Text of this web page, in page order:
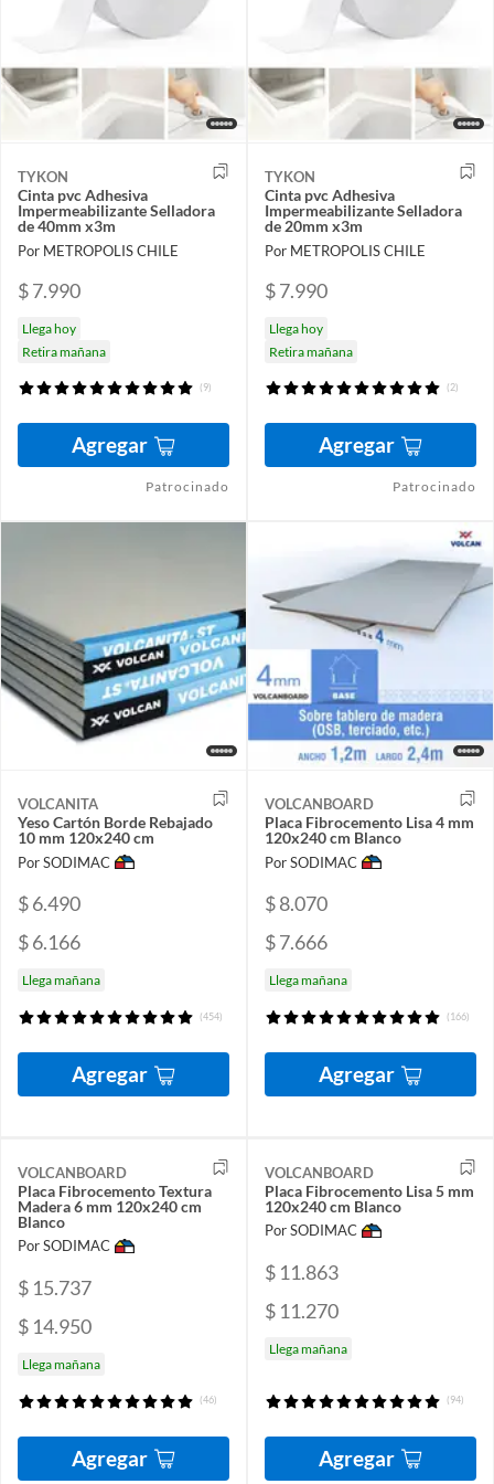
TYKON
Cinta pvc Adhesiva
Impermeabilizante Selladora
de 40mm x3m
Por METROPOLIS CHILE
$ 7.990
Llega hoy
Retira mañana
(9)
Agregar
Patrocinado
TYKON
Cinta pvc Adhesiva
Impermeabilizante Selladora
de 20mm x3m
Por METROPOLIS CHILE
$ 7.990
Llega hoy
Retira mañana
(2)
Agregar
Patrocinado
VOLCANITA
Yeso Cartón Borde Rebajado
10 mm 120x240 cm
Por SODIMAC
$ 6.490
$ 6.166
Llega mañana
(454)
Agregar
VOLCANBOARD
Placa Fibrocemento Lisa 4 mm
120x240 cm Blanco
Por SODIMAC
$ 8.070
$ 7.666
Llega mañana
(166)
Agregar
VOLCANBOARD
Placa Fibrocemento Textura
Madera 6 mm 120x240 cm
Blanco
Por SODIMAC
$ 15.737
$ 14.950
Llega mañana
(46)
Agregar
VOLCANBOARD
Placa Fibrocemento Lisa 5 mm
120x240 cm Blanco
Por SODIMAC
$ 11.863
$ 11.270
Llega mañana
(94)
Agregar